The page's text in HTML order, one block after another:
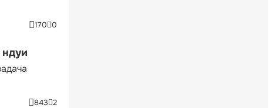
170 0
843 2